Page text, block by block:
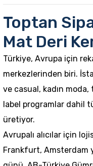
Toptan
Mat Deri
Türkiye, Avrupa için
merkezlerinden biri.
ve casual, kadın
label programlar dahil
üretiyor.
Avrupalı alıcılar için
Frankfurt, Amsterdam